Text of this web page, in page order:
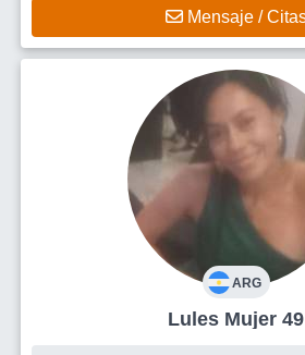
Mensaje /
ARG
Lules Mujer 49